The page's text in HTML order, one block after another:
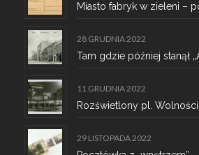
Miasto fabryk w zieleni –
28 GRUDNIA 2022
Tam gdzie później stanął
11 GRUDNIA 2022
Rozświetlony pl. Wolności
29 LISTOPADA 2022